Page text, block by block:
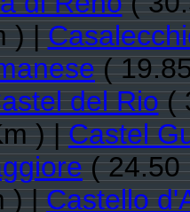
) |
(
del Rio(
) |Castel
( 24.50
) |Castello